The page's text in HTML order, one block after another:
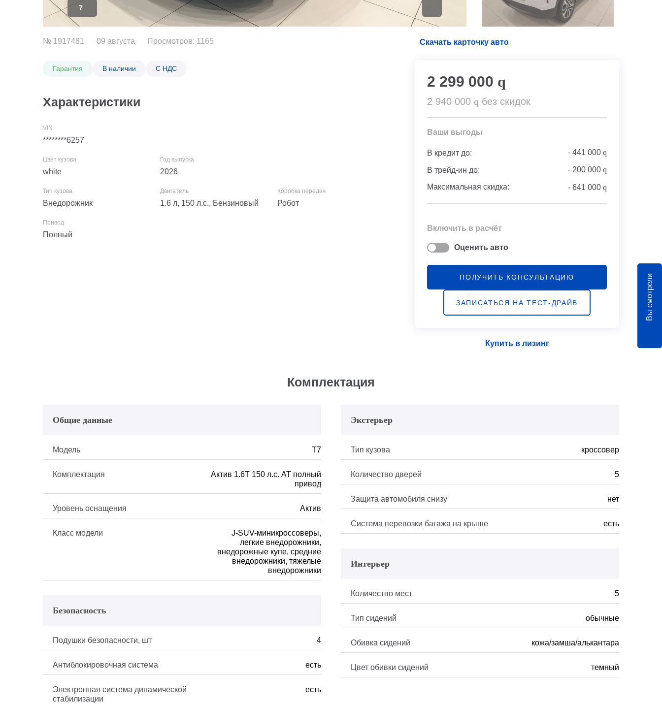
7
№ 1917481 09 августа Просмотров: 1165
Гарантия В наличии С НДС
Характеристики
********6257
white 2026
Внедорожник 1.6 л, 150 л.с., Бензиновый Робот
Полный
Скачать карточку авто
2 299 000 q
2 940 000 q без скидок
Ваши выгоды
В кредит до: - 441 000 q
В трейд-ин до: - 200 000 q
Максимальная скидка: - 641 000 q
Включить в расчёт
Оценить авто
ПОЛУЧИТЬ КОНСУЛЬТАЦИЮ
ЗАПИСАТЬСЯ НА ТЕСТ-ДРАЙВ
Купить в лизинг
Комплектация
Общие данные
Модель T7
Комплектация
Актив 1.6Т 150 л.с. АТ полный
привод
Уровень оснащения Актив
Класс модели
J-SUV-миникроссоверы,
легкие внедорожники,
внедорожные купе, средние
внедорожники, тяжелые
внедорожники
Экстерьер
Тип кузова кроссовер
Количество дверей 5
Защита автомобиля снизу нет
Система перевозки багажа на крыше есть
Интерьер
Количество мест 5
Тип сидений обычные
Обивка сидений кожа/замша/алькантара
Цвет обивки сидений темный
Безопасность
Подушки безопасности, шт 4
Антиблокировочная система есть
Электронная система динамической
стабилизации
есть
Вы смотрели